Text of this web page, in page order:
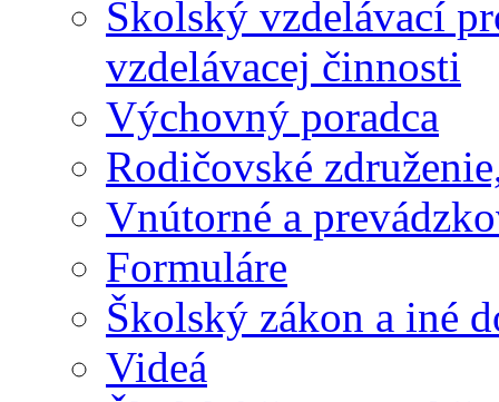
Školský vzdelávací
vzdelávacej činnosti
Výchovný poradca
Rodičovské
Vnútorné a
Formuláre
Školský zákon a iné
Videá